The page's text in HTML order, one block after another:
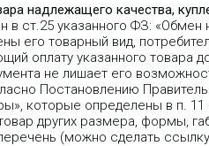
надлежащего качества,
в ст.25 указанного ФЗ:
его товарный вид,
оплату указанного товара
не лишает его
Постановлению
которые определены в п.
других размера, формы,
(можно сделать